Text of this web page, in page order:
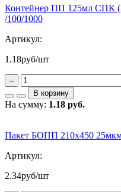
Контейнер ПП 125мл СПК
/100/1000
Артикул:
1.18руб/шт
–
В корзину
На сумму: 1.18 руб.
Пакет БОПП 210х450 25мкм
Артикул:
2.34руб/шт